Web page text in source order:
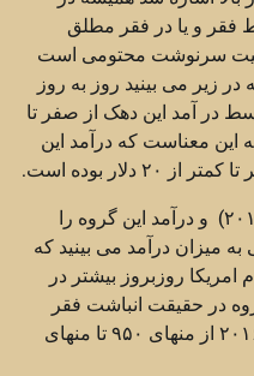
زیر خط فقر و یا در فقر مطلق
سرنوشت محتومی است
زیر می بینید روز به روز
است. در سال ۲۰۱۸ متوسط در آمد این دهک از صفر تا
به این معناست که درآمد این
در نمودار زیر میزان ثروت (سال ۲۰۱۶) و درآمد این گروه را
به میزان درآمد می بینید که
از مردم امریکا روزبروز بیشتر در
در حقیقت انباشت فقر
است که چنانکه می بینید در سال ۲۰۱۶ از منهای ۹۵۰ تا منهای